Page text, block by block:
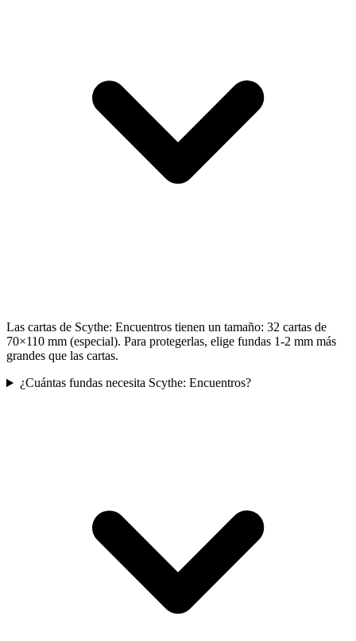
Las cartas de Scythe: Encuentros tienen un tamaño: 32 cartas de
70×110 mm (especial). Para protegerlas, elige fundas 1-2 mm más
grandes que las cartas.
¿Cuántas fundas necesita Scythe: Encuentros?